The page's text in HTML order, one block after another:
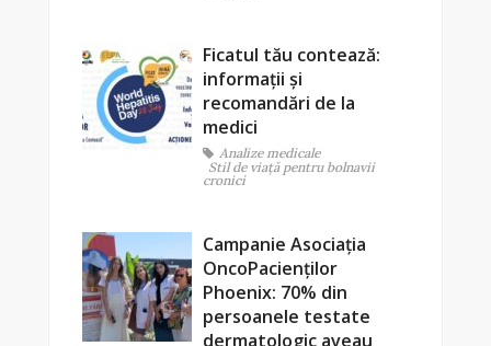
Ficatul tău contează:
informații și
recomandări de la
medici
Analize medicale
Stil de viaţă pentru bolnavii
cronici
Campanie Asociația
OncoPacienților
Phoenix: 70% din
persoanele testate
dermatologic aveau